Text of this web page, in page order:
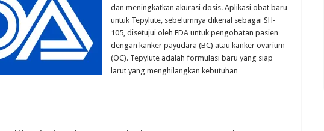
dan meningkatkan akurasi dosis. Aplikasi obat baru
untuk Tepylute, sebelumnya dikenal sebagai SH-
105, disetujui oleh FDA untuk pengobatan pasien
dengan kanker payudara (BC) atau kanker ovarium
(OC). Tepylute adalah formulasi baru yang siap
larut yang menghilangkan kebutuhan …